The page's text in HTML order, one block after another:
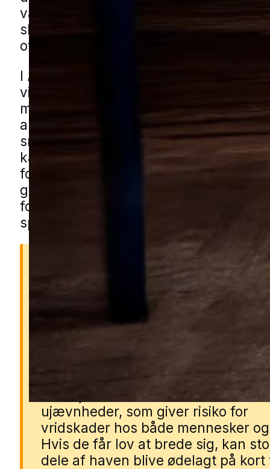
være frustrerende for boligejere, fordi
skaderne både ses tydeligt og kan
over et større areal på kort tid.
I Als ses udfordringen typisk ved stille
villaveje, i blandede boligområder og i
med hække, buskads og kompost,
arealer ligger tæt på boligen. Også
små skure og grønne lommer mellem
kan være en del af de områder, hvor
forstyrres. Du kan få muldvarpehjælp
gennem vores lokale partnere. Udfyld
formularen, så forbinder vi dig med en
specialist fra nærområdet.
Derfor er muldvarpe et
problem
Muldvarpe kan hurtigt ødelægge
deres gange og muldskud. Deres
underjordiske tunneller kan skabe
ujævnheder, som giver risiko for
vridskader hos både mennesker
Hvis de får lov at brede sig, kan
dele af haven blive ødelagt på kort